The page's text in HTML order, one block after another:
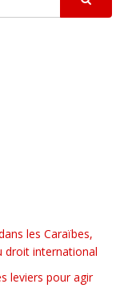
les Caraïbes,
droit international
leviers pour agir